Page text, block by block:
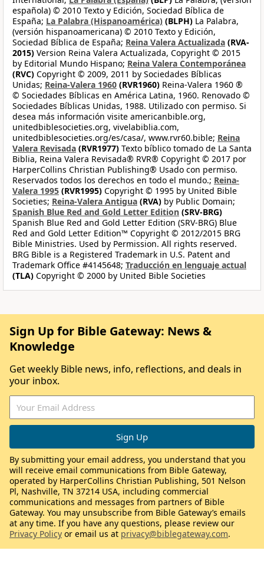
española) © 2010 Texto y Edición, Sociedad Bíblica de
España; La Palabra (Hispanoamérica) (BLPH) La Palabra,
(versión hispanoamericana) © 2010 Texto y Edición,
Sociedad Bíblica de España; Reina Valera Actualizada (RVA-
2015) Version Reina Valera Actualizada, Copyright © 2015
by Editorial Mundo Hispano; Reina Valera Contemporánea
(RVC) Copyright © 2009, 2011 by Sociedades Bíblicas
Unidas; Reina-Valera 1960 (RVR1960) Reina-Valera 1960 ®
© Sociedades Bíblicas en América Latina, 1960. Renovado ©
Sociedades Bíblicas Unidas, 1988. Utilizado con permiso. Si
desea más información visite americanbible.org,
unitedbiblesocieties.org, vivelabiblia.com,
unitedbiblesocieties.org/es/casa/, www.rvr60.bible; Reina
Valera Revisada (RVR1977) Texto bíblico tomado de La Santa
Biblia, Reina Valera Revisada® RVR® Copyright © 2017 por
HarperCollins Christian Publishing® Usado con permiso.
Reservados todos los derechos en todo el mundo.; Reina-
Valera 1995 (RVR1995) Copyright © 1995 by United Bible
Societies; Reina-Valera Antigua (RVA) by Public Domain;
Spanish Blue Red and Gold Letter Edition (SRV-BRG)
Spanish Blue Red and Gold Letter Edition (SRV-BRG) Blue
Red and Gold Letter Edition™ Copyright © 2012/2015 BRG
Bible Ministries. Used by Permission. All rights reserved.
BRG Bible is a Registered Trademark in U.S. Patent and
Trademark Office #4145648; Traducción en lenguaje actual
(TLA) Copyright © 2000 by United Bible Societies
Sign Up for Bible Gateway: News &
Knowledge
Get weekly Bible news, info, reflections, and deals in
your inbox.
By submitting your email address, you understand that you
will receive email communications from Bible Gateway,
operated by HarperCollins Christian Publishing, 501 Nelson
Pl, Nashville, TN 37214 USA, including commercial
communications and messages from partners of Bible
Gateway. You may unsubscribe from Bible Gateway’s emails
at any time. If you have any questions, please review our
Privacy Policy or email us at privacy@biblegateway.com.